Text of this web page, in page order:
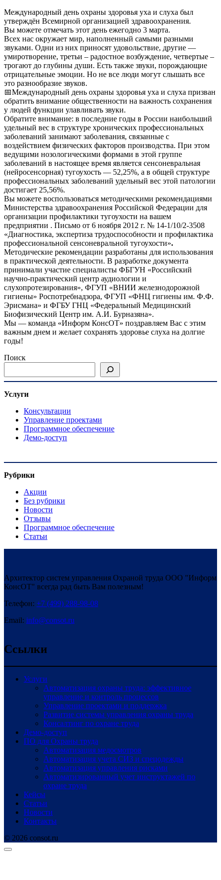
Международный день охраны здоровья уха и слуха был
утверждён Всемирной организацией здравоохранения.
Вы можете отмечать этот день ежегодно 3 марта.
Всех нас окружает мир, наполненный самыми разными
звуками. Одни из них приносят удовольствие, другие —
умиротворение, третьи – радостное возбуждение, четвертые –
трогают до глубины души. Есть также звуки, порождающие
отрицательные эмоции. Но не все люди могут слышать все
это разнообразие звуков.
📅Международный день охраны здоровья уха и слуха призван
обратить внимание общественности на важность сохранения
у людей функции улавливать звуки.
Обратите внимание: в последние годы в России наибольший
удельный вес в структуре хронических профессиональных
заболеваний занимают заболевания, связанные с
воздействием физических факторов производства. При этом
ведущими нозологическими формами в этой группе
заболеваний в настоящее время является сенсоневральная
(нейросенсорная) тугоухость — 52,25%, а в общей структуре
профессиональных заболеваний удельный вес этой патологии
достигает 25,56%.
Вы можете воспользоваться методическими рекомендациями
Министерства здравоохранения Российской Федерации для
организации профилактики тугоухости на вашем
предприятии . Письмо от 6 ноября 2012 г. № 14-1/10/2-3508
«Диагностика, экспертиза трудоспособности и профилактика
профессиональной сенсоневральной тугоухости».
Методические рекомендации разработаны для использования
в практической деятельности. В разработке документа
принимали участие специалисты ФБГУН «Российский
научно-практический центр аудиологии и
слухопротезирования», ФГУП «ВНИИ железнодорожной
гигиены» Роспотребнадзора, ФГУП «ФНЦ гигиены им. Ф.Ф.
Эрисмана» и ФГБУ ГНЦ «Федеральный Медицинский
Биофизический Центр им. А.И. Бурназяна».
Мы — команда «Информ КонсОТ» поздравляем Вас с этим
важным днем и желает сохранять здоровье слуха на долгие
годы!
Поиск
Услуги
Консультации
Управление проектами
Программное обеспечение
Демо-доступ
Рубрики
Акции
Без рубрики
Новости
Отзывы
Программное обеспечение
Статьи
Архитектор систем управления Охраной труда ООО "Информ
КонсОТ" всегда рад быть Вам полезным!
Телефон: +7 (499) 288-98-08
Email: info@consot.ru
Ссылки
Услуги
Автоматизация охраны труда: эффективное
управление и контроль процессов
Управление проектами и поддержка
Развитие системы управления охраны труда
Консалтинг по охране труда
Демо-доступ
ПО для Охраны труда
Автоматизация медосмотров
Автоматизация учета СИЗ и спецодежды
Автоматизация управления рисками
Автоматизированный учет инструктажей по
охране труда
Кейсы
Статьи
Новости
Контакты
© 2026 consot.ru